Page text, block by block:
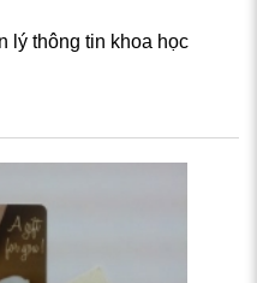
lý thông tin khoa học